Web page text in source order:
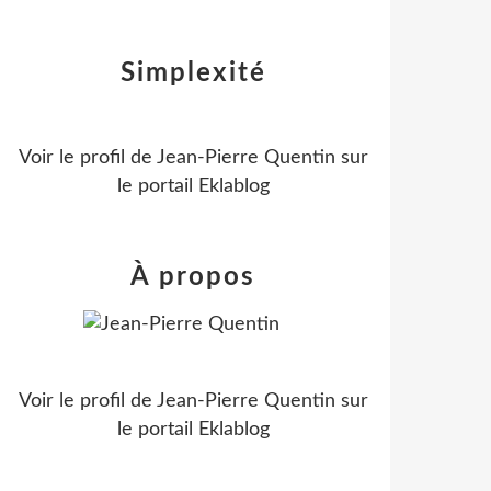
Simplexité
Voir le profil de Jean-Pierre Quentin sur
le portail Eklablog
À propos
Voir le profil de Jean-Pierre Quentin sur
le portail Eklablog